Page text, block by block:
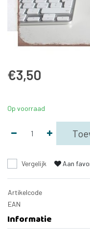
€3,50
Op voorraad
Vergelijk Aan
Artikelcode
EAN
Informatie